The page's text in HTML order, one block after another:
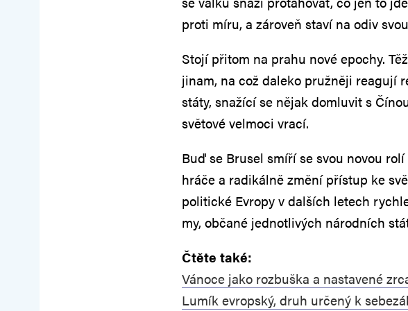
proti míru, a zároveň staví na odiv
Stojí přitom na prahu nové epochy.
jinam, na což daleko pružněji reagují
státy, snažící se nějak domluvit s
světové velmoci vrací.
Buď se Brusel smíří se svou novou
hráče a radikálně změní přístup ke
politické Evropy v dalších letech
my, občané jednotlivých národních
Čtěte také:
Vánoce jako rozbuška a nastavené
Lumík evropský, druh určený k